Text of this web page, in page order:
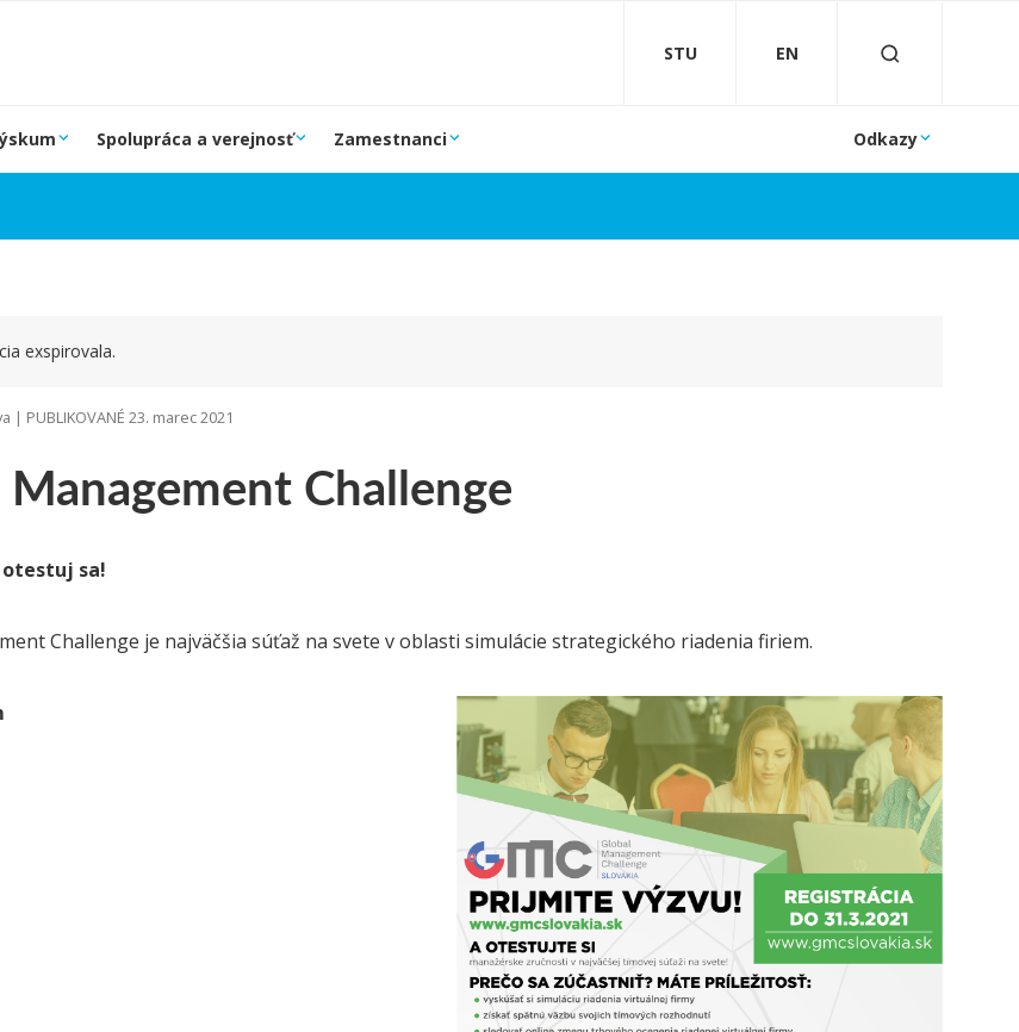
STU EN
Spolupráca a verejnosť Zamestnanci Odkazy
Challenge
exspirovala.
| PUBLIKOVANÉ 23. marec 2021
sa!
Challenge je najväčšia súťaž na svete v oblasti simulácie strategického riadenia firiem.